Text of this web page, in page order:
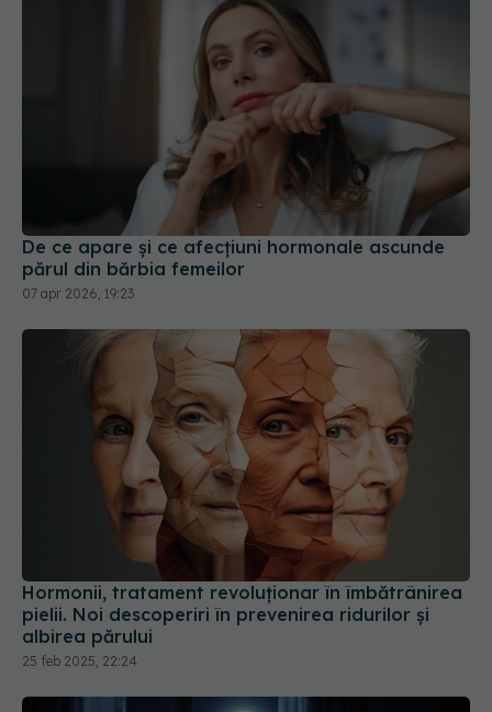
De ce apare și ce afecțiuni hormonale ascunde
părul din bărbia femeilor
07 apr 2026, 19:23
Hormonii, tratament revoluționar în îmbătrânirea
pielii. Noi descoperiri în prevenirea ridurilor și
albirea părului
25 feb 2025, 22:24